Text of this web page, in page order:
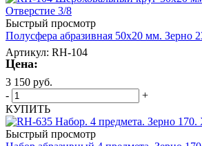
Быстрый просмотр
Полусфера абразивная 50х20 мм. Зерно
Артикул: RH-104
Цена:
3 150 руб.
-
+
КУПИТЬ
Быстрый просмотр